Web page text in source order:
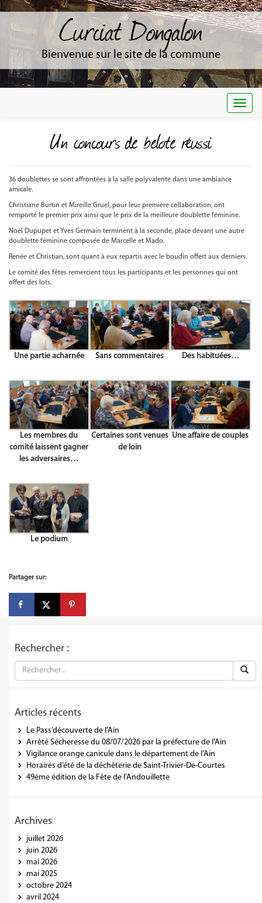
Curciat Dongalon
Bienvenue sur le site de la commune
Un concours de belote réussi
36 doublettes se sont affrontées à la salle polyvalente dans une ambiance
amicale.
Christiane Burtin et Mireille Gruel, pour leur première collaboration, ont
remporté le premier prix ainsi que le prix de la meilleure doublette féminine.
Noël Dupupet et Yves Germain terminent à la seconde, place devant une autre
doublette féminine composée de Marcelle et Mado.
Renée et Christian, sont quant à eux repartis avec le boudin offert aux derniers.
Le comité des fêtes remercient tous les participants et les personnes qui ont
offert des lots.
Une partie acharnée Sans commentaires Des habituées…
Les membres du
comité laissent gagner
les adversaires…
Certaines sont venues
de loin
Une affaire de couples
Le podium
Partager sur:
Rechercher :
Articles récents
Le Pass’découverte de l’Ain
Arrêté Sécheresse du 08/07/2026 par la préfecture de l’Ain
Vigilance orange canicule dans le département de l’Ain
Horaires d’été de la déchèterie de Saint-Trivier-De-Courtes
49ème édition de la Fête de l’Andouillette
Archives
juillet 2026
juin 2026
mai 2026
mai 2025
octobre 2024
avril 2024